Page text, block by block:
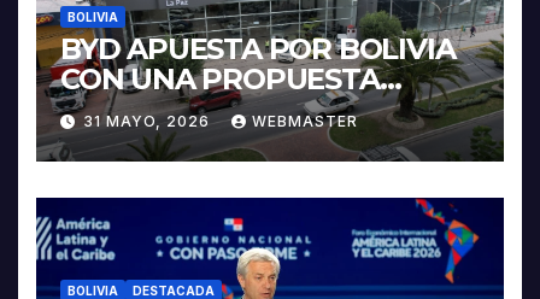
BOLIVIA
BYD APUESTA POR BOLIVIA
CON UNA PROPUESTA
INTEGRAL PARA IMPULSAR
LA ELECTROMOVILIDAD Y LA
INDUSTRIALIZACIÓN DEL
LITIO
31 MAYO, 2026 WEBMASTER
BOLIVIA DESTACADA